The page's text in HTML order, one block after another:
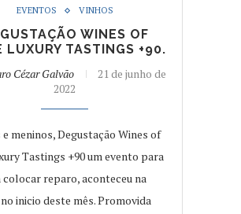
EVENTOS VINHOS
WINES OF
LUXURY TASTINGS +90.
Cézar Galvão
21 de junho de
2022
meninos, Degustação Wines of
Tastings +90 um evento para
colocar reparo, aconteceu na
inicio deste mês. Promovida